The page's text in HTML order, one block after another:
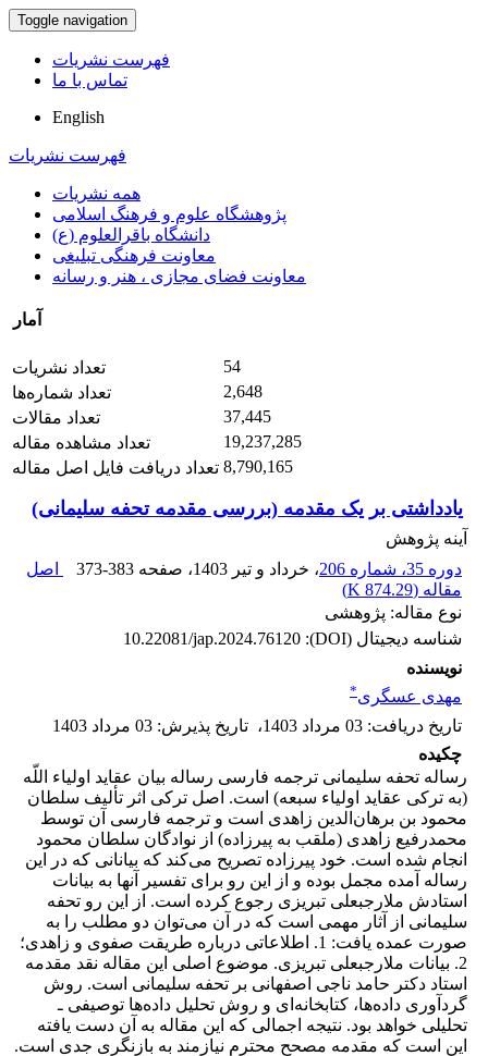
Toggle navigation
فهرست نشریات
تماس با ما
English
فهرست نشریات
همه نشریات
پژوهشگاه علوم و فرهنگ اسلامی
دانشگاه باقرالعلوم (ع)
معاونت فرهنگی تبلیغی
معاونت فضای مجازی ، هنر و رسانه
آمار
تعداد نشریات
54
تعداد شماره‌ها
2,648
تعداد مقالات
37,445
تعداد مشاهده مقاله
19,237,285
تعداد دریافت فایل اصل مقاله 8,790,165
یادداشتی بر یک مقدمه (بررسی مقدمه تحفه سلیمانی)
آینه پژوهش
دوره 35، شماره 206
، خرداد و تیر 1403 ، صفحه 373-383
اصل
مقاله (874.29 K
)
نوع مقاله: پژوهشی
شناسه دیجیتال (DOI):
10.22081/jap.2024.76120
نویسنده
مهدی عسگری*
تاریخ دریافت: 03 مرداد 1403 ، تاریخ پذیرش: 03 مرداد 1403
چکیده
رساله تحفه سلیمانی ترجمه فارسی رساله بیان عقاید اولیاء اللّه
(به ترکی عقاید اولیاء سبعه) است. اصل ترکی اثر تألیف سلطان
محمود بن برهان‌الدین زاهدی است و ترجمه فارسی آن توسط
محمدرفیع زاهدی (ملقب به پیرزاده) از نوادگان سلطان محمود
انجام شده است. خود پیرزاده تصریح می‌کند که بیانانی که در این
رساله آمده مجمل بوده و از این رو برای تفسیر آنها به بیانات
استادش ملارجبعلی تبریزی رجوع کرده است. از این رو تحفه
سلیمانی از آثار مهمی است که در آن می‌توان دو مطلب را به
صورت عمده یافت: 1. اطلاعاتی درباره طریقت صفوی و زاهدی؛
2. بیانات ملارجبعلی تبریزی. موضوع اصلی این مقاله نقد مقدمه
استاد دکتر حامد ناجی اصفهانی بر تحفه سلیمانی است. روش
گردآوری داده‌ها، کتابخانه‌ای و روش تحلیل داده‌ها توصیفی ـ
تحلیلی خواهد بود. نتیجه اجمالی که این مقاله به آن دست یافته
این است که مقدمه مصحح محترم نیازمند به بازنگری جدی است.